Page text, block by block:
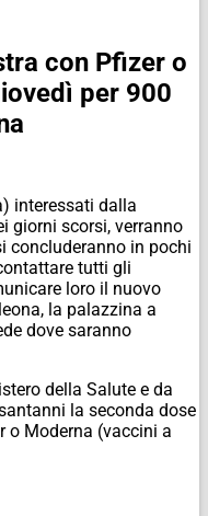
con Pfizer o
per 900
interessati dalla
giorni scorsi, verranno
concluderanno in pochi
tutti gli
loro il nuovo
la palazzina a
dove saranno
della Salute e da
la seconda dose
o Moderna (vaccini a